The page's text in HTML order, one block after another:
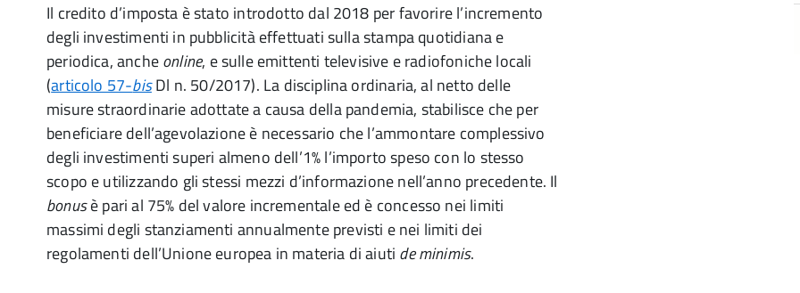
Il credito d’imposta è stato introdotto dal 2018 per favorire l’incremento
degli investimenti in pubblicità effettuati sulla stampa quotidiana e
periodica, ancheonline, e sulle emittenti televisive e radiofoniche locali
(articolo 57-bisDl n. 50/2017). La disciplina ordinaria, al netto delle
misure straordinarie adottate a causa della pandemia, stabilisce che per
beneficiare dell’agevolazione è necessario che l’ammontare complessivo
degli investimenti superi almeno dell’1% l’importo speso con lo stesso
scopo e utilizzando gli stessi mezzi d’informazione nell’anno precedente. Il
bonusè pari al 75% del valore incrementale ed è concesso nei limiti
massimi degli stanziamenti annualmente previsti e nei limiti dei
regolamenti dell’Unione europea in materia di aiuti de minimis.